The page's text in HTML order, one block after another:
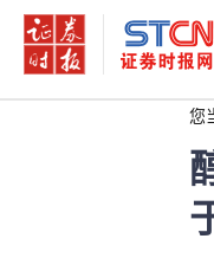
您